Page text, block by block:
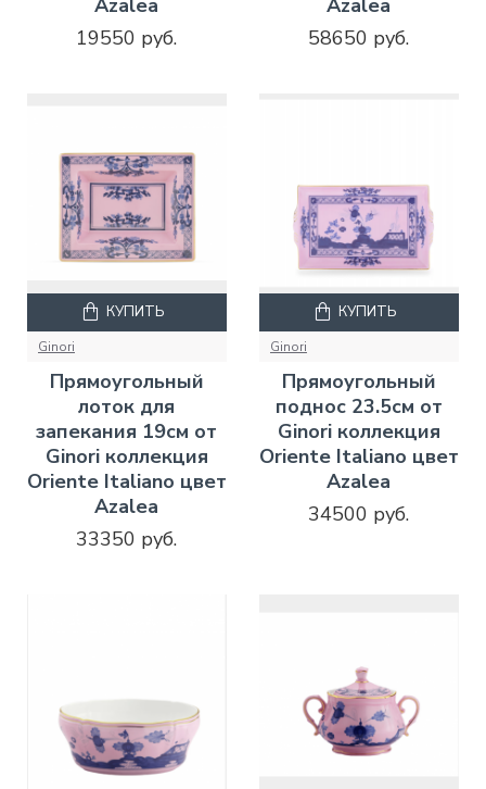
Azalea
19550 руб.
Azalea
58650 руб.
Ginori
Прямоугольный
лоток для
запекания 19см от
Ginori коллекция
Oriente Italiano цвет
Azalea
33350 руб.
КУПИТЬ
Ginori
Прямоугольный
поднос 23.5см от
Ginori коллекция
Oriente Italiano цвет
Azalea
34500 руб.
КУПИТЬ